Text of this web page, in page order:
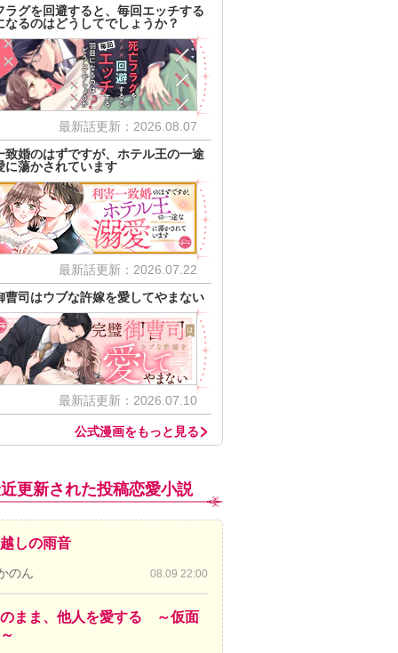
ラグを回避すると、毎回エッチする
なるのはどうしてでしょうか？
最新話更新：2026.08.07
致婚のはずですが、ホテル王の一途
に蕩かされています
最新話更新：2026.07.22
曹司はウブな許嫁を愛してやまない
最新話更新：2026.07.10
公式漫画をもっと見る
更新された投稿恋愛小説
しの雨音
のん 08.09 22:00
まま、他人を愛する ～仮面